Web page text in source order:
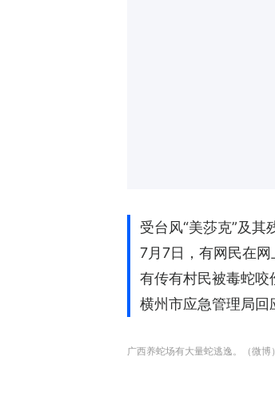
受台风“美莎克”及
7月7日，有网民在
有传有村民被毒蛇咬
横州市应急管理局回
广西养蛇场有大量蛇逃逸。（微博）